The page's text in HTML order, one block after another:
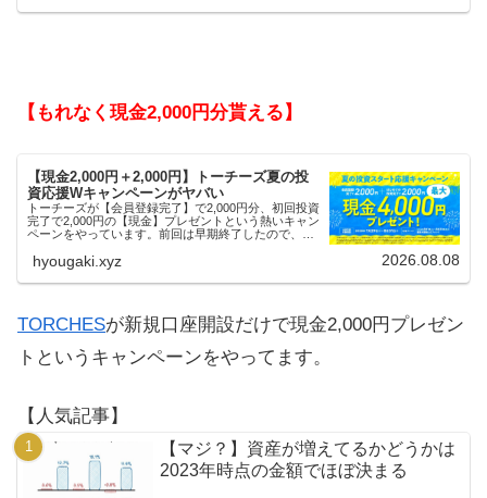
【もれなく現金2,000円分貰える】
【現金2,000円＋2,000円】トーチーズ夏の投
資応援Wキャンペーンがヤバい
トーチーズが【会員登録完了】で2,000円分、初回投資
完了で2,000円の【現金】プレゼントという熱いキャン
ペーンをやっています。前回は早期終了したので、使
hyougaki.xyz 2026.08.08
TORCHESが新規口座開設だけで現金2,000円プレゼン
トというキャンペーンをやってます。
【人気記事】
【マジ？】資産が増えてるかどうかは
2023年時点の金額でほぼ決まる